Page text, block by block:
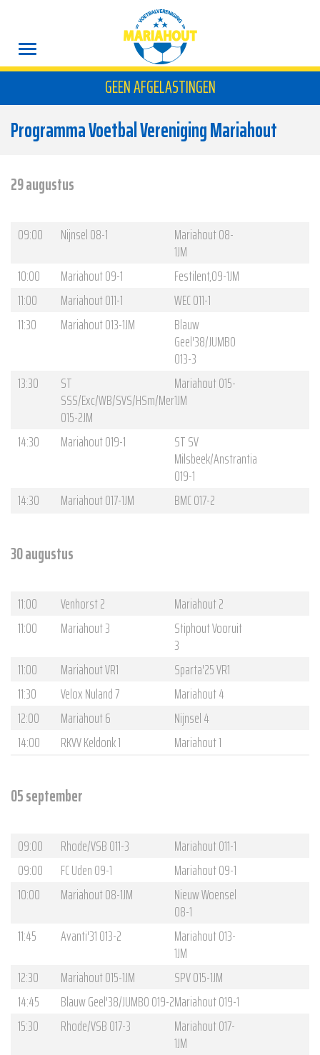
GEEN AFGELASTINGEN
Programma Voetbal Vereniging Mariahout
29 augustus
09:00 Nijnsel O8-1
Mariahout O8-
1JM
10:00
Mariahout O9-1
Festilent,O9-1JM
11:00
Mariahout O11-1
WEC O11-1
11:30
Mariahout O13-1JM
Blauw
Geel'38/JUMBO
O13-3
13:30
ST
SSS/Exc/WB/SVS/HSm/Mer
O15-2JM
Mariahout O15-
1JM
14:30
Mariahout O19-1
ST SV
Milsbeek/Anstrantia
O19-1
14:30
Mariahout O17-1JM BMC O17-2
30 augustus
11:00 Venhorst 2
Mariahout 2
11:00
Mariahout 3
Stiphout Vooruit
3
11:00
Mariahout VR1
Sparta'25 VR1
11:30
Velox Nuland 7
Mariahout 4
12:00
Mariahout 6
Nijnsel 4
14:00
RKVV Keldonk 1 Mariahout 1
05 september
09:00 Rhode/VSB O11-3
Mariahout O11-1
09:00
FC Uden O9-1
Mariahout O9-1
10:00
Mariahout O8-1JM
Nieuw Woensel
O8-1
11:45
Avanti'31 O13-2
Mariahout O13-
1JM
12:30
Mariahout O15-1JM
SPV O15-1JM
14:45
Blauw Geel'38/JUMBO O19-2Mariahout O19-1
15:30
Rhode/VSB O17-3
Mariahout O17-
1JM